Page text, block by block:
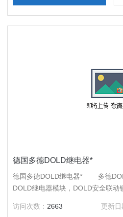
德国多德DOLD继电器*
德国多德DOLD继电器* 多德
DOLD继电器模块，DOLD安全联动
主研发能力和创新的观点是DOLD多
访问次数： 2663 更新日